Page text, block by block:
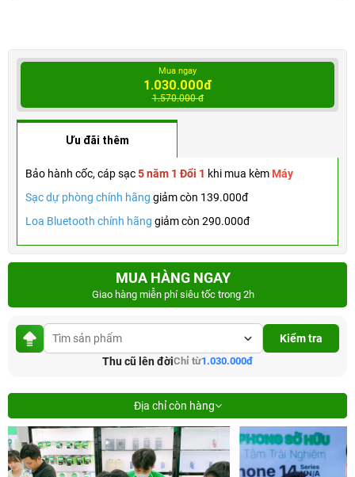
Mua ngay
1.030.000đ
1.570.000 đ
Ưu đãi thêm
Bảo hành cốc, cáp sạc5 năm 1 Đổi 1 khi mua kèm Máy
Sạc dự phòng chính hãng giảm còn 139.000đ
Loa Bluetooth chính hãng giảm còn 290.000đ
MUA HÀNG NGAY
Giao hàng miễn phí siêu tốc trong 2h
Kiểm tra
Thu cũ lên đờiChỉ từ1.030.000đ
Địa chỉ còn hàng